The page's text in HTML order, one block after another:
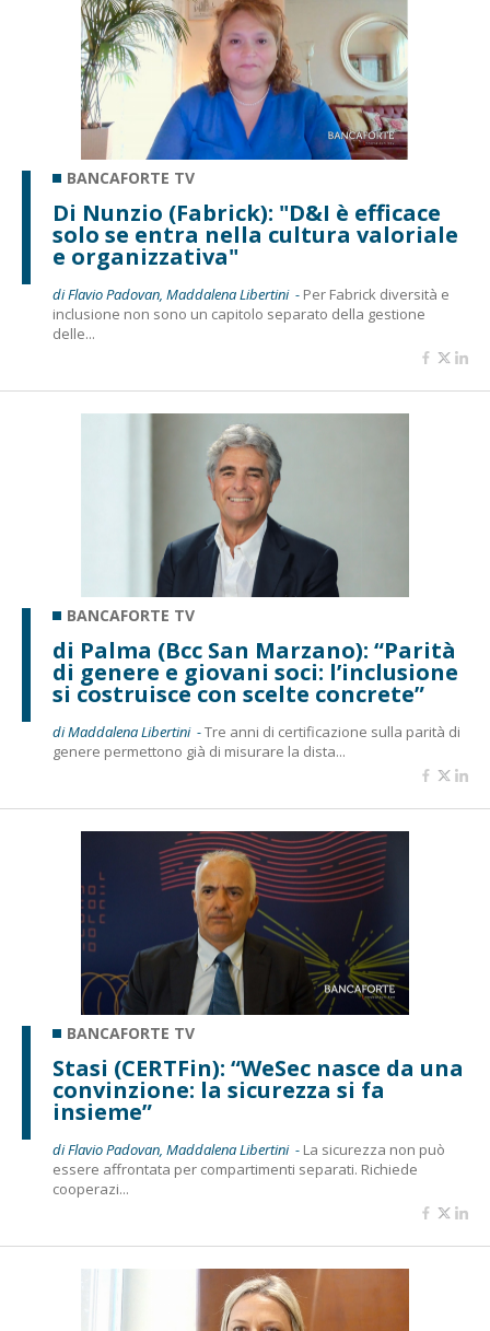
BANCAFORTE TV
Di Nunzio (Fabrick): "D&I è efficace
solo se entra nella cultura valoriale
e organizzativa"
di Flavio Padovan, Maddalena Libertini - Per Fabrick diversità e
inclusione non sono un capitolo separato della gestione
delle...
BANCAFORTE TV
di Palma (Bcc San Marzano): “Parità
di genere e giovani soci: l’inclusione
si costruisce con scelte concrete”
di Maddalena Libertini -Tre anni di certificazione sulla parità di
genere permettono già di misurare la dista...
BANCAFORTE TV
Stasi (CERTFin): “WeSec nasce da una
convinzione: la sicurezza si fa
insieme”
di Flavio Padovan, Maddalena Libertini - La sicurezza non può
essere affrontata per compartimenti separati. Richiede
cooperazi...